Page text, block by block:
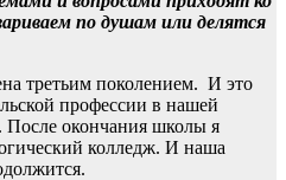
по душам или делятся
третьим поколением. И это
профессии в нашей
После окончания школы я
колледж. И наша